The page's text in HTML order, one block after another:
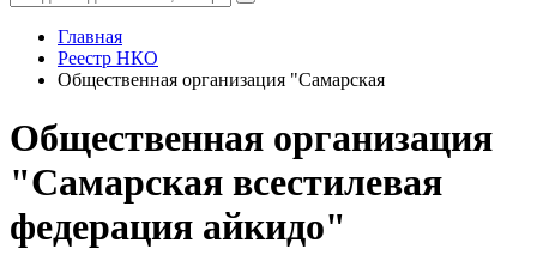
Главная
Реестр НКО
Общественная организация "Самарская
Общественная организация
"Самарская всестилевая
федерация айкидо"